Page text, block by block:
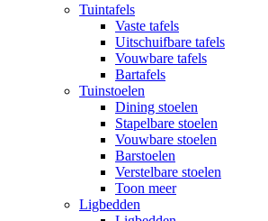
Tuintafels
Vaste tafels
Uitschuifbare tafels
Vouwbare tafels
Bartafels
Tuinstoelen
Dining stoelen
Stapelbare stoelen
Vouwbare stoelen
Barstoelen
Verstelbare stoelen
Toon meer
Ligbedden